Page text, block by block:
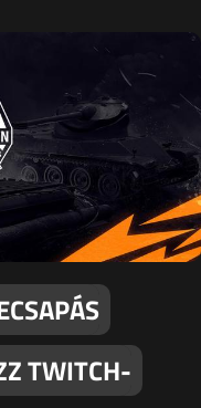
TWITCH-